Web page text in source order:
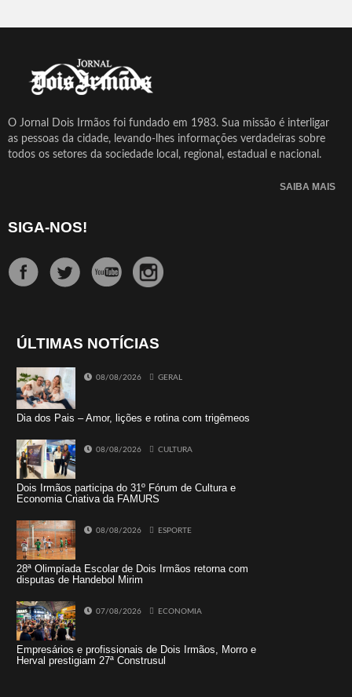
O Jornal Dois Irmãos foi fundado em 1983. Sua missão é interligar
as pessoas da cidade, levando-lhes informações verdadeiras sobre
todos os setores da sociedade local, regional, estadual e nacional.
SAIBA MAIS
SIGA-NOS!
ÚLTIMAS NOTÍCIAS
08/08/2026 GERAL
Dia dos Pais – Amor, lições e rotina com trigêmeos
08/08/2026 CULTURA
Dois Irmãos participa do 31º Fórum de Cultura e
Economia Criativa da FAMURS
08/08/2026 ESPORTE
28ª Olimpíada Escolar de Dois Irmãos retorna com
disputas de Handebol Mirim
07/08/2026 ECONOMIA
Empresários e profissionais de Dois Irmãos, Morro e
Herval prestigiam 27ª Construsul